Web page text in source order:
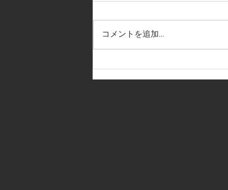
【2025NEWサポートショップ
～先田商店】
コメントを追加…